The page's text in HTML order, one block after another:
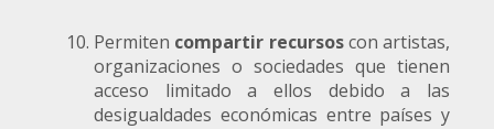
Permiten compartir recursoscon artistas,
organizaciones o sociedades que tienen
acceso limitado a ellos debido a las
desigualdades económicas entre países y